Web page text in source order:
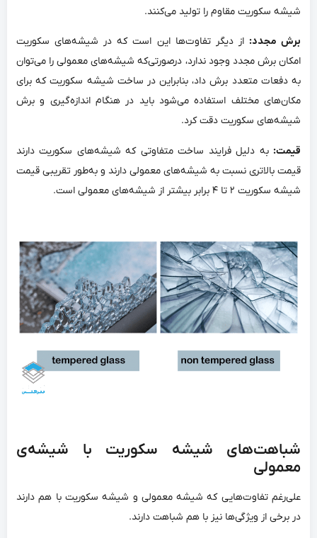
شیشه سکوریت مقاوم را تولید می‌‌کنند.
برش مجدد: از دیگر تفاوت‌ها این است که در شیشه‌های سکوریت
امکان برش مجدد وجود ندارد، درصورتی‌که شیشه‌های معمولی را می‌‌توان
به دفعات متعدد برش داد، بنابراین در ساخت شیشه سکوریت که برای
مکان‌های مختلف استفاده می‌‌شود باید در هنگام اندازه‌گیری و برش
شیشه‌های سکوریت دقت کرد.
قیمت: به دلیل فرایند ساخت متفاوتی که شیشه‌های سکوریت دارند
قیمت بالاتری نسبت به شیشه‌های معمولی دارند و به‌طور تقریبی قیمت
شیشه سکوریت ۲ تا ۴ برابر بیشتر از شیشه‌های معمولی است.
شباهت‌های شیشه سکوریت با شیشه‌ی
معمولی
علی‌رغم تفاوت‌هایی که شیشه معمولی و شیشه سکوریت با هم دارند
در برخی از ویژگی‌ها نیز با هم شباهت دارند.